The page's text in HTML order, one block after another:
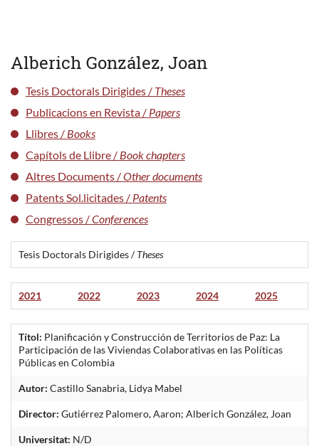
Alberich González, Joan
Tesis Doctorals Dirigides / Theses
Publicacions en Revista / Papers
Llibres / Books
Capítols de Llibre / Book chapters
Altres Documents /Other documents
Patents Sol.licitades / Patents
Congressos /Conferences
Tesis Doctorals Dirigides /Theses
2021 2022 2023 2024 2025
Títol: Planificación y Construcción de Territorios de Paz: La
Participación de las Viviendas Colaborativas en las Políticas
Públicas en Colombia
Autor: Castillo Sanabria, Lidya Mabel
Director: Gutiérrez Palomero, Aaron; Alberich González, Joan
Universitat: N/D